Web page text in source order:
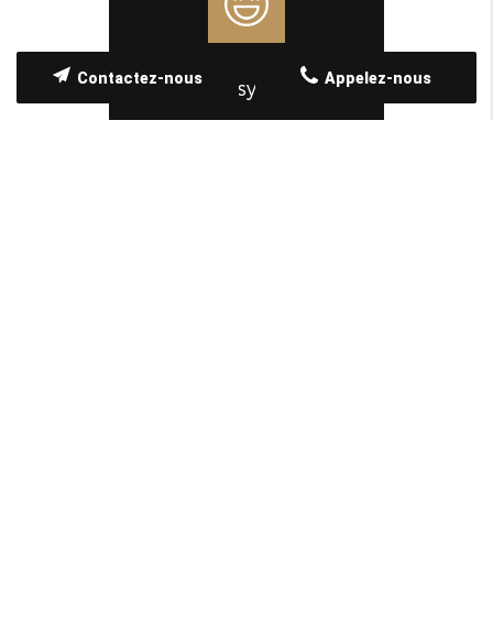
Amicale et sympathiqueAppelez-nous
Contactez-nous